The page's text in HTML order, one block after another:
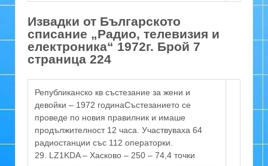
Извадки от Българското
списание „Радио, телевизия и
електроника“ 1972г. Брой 7
страница 224
Републиканско кв състезание за жени и
девойки – 1972 годинаСъстезанието се
проведе по новия правилник и имаше
продължителност 12 часа. Участвуваха 64
радиостанции със 112 операторки.
29. LZ1KDA – Хасково – 250 – 74,4 точки